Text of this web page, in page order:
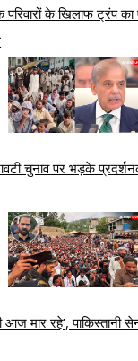
परिवारों के खिलाफ ट्रंप
चुनाव पर भड़के
आज मार रहे’, पाकिस्तानी